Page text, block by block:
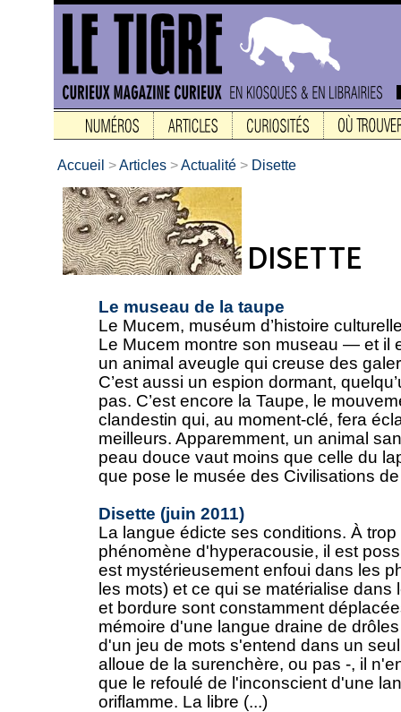
Accueil >Articles >Actualité > Disette
Le museau de la taupe
Le Mucem, muséum d’histoire
Le Mucem montre son museau — et il
un animal aveugle qui creuse des
C’est aussi un espion dormant,
pas. C’est encore la Taupe, le
clandestin qui, au moment-clé, fera
meilleurs. Apparemment, un animal
peau douce vaut moins que celle du
que pose le musée des Civilisations de
Disette (juin 2011)
La langue édicte ses conditions. À
phénomène d'hyperacousie, il est
est mystérieusement enfoui dans les
les mots) et ce qui se matérialise dans
et bordure sont constamment
mémoire d'une langue draine de
d'un jeu de mots s'entend dans un
alloue de la surenchère, ou pas -, il
que le refoulé de l'inconscient d'une
oriflamme. La libre (...)